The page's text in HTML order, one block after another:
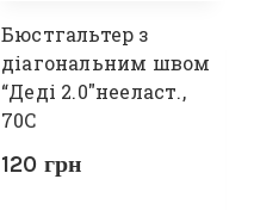
Бюстгальтер з
діагональним швом
“Деді 2.0″нееласт.,
70С
120 грн